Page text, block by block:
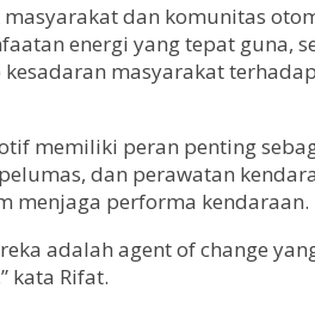
dan komunitas
energi yang tepat guna,
masyarakat
memiliki peran penting
dan perawatan
menjaga performa kendaraan.
adalah agent of change
kata Rifat.